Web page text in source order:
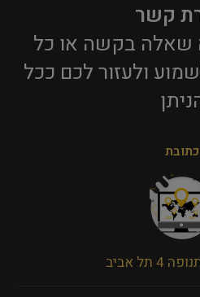
קשר
שאלה בקשה או כל
ולעזור לכם ככל
כתובת
תל אביב